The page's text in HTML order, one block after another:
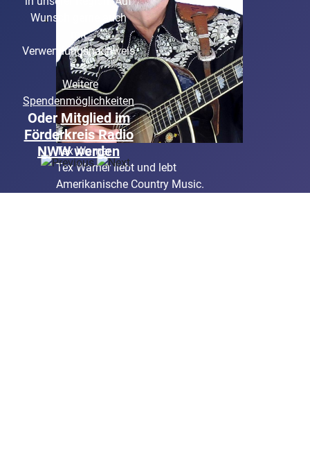
Tex Warner
Tex Warner liebt und lebt
Amerikanische Country Music.
Wunsch gerne auch
mit
Verwendungsnachweis
Weitere
Spendenmöglichkeiten
Oder Mitglied im
Förderkreis Radio
NWW werden